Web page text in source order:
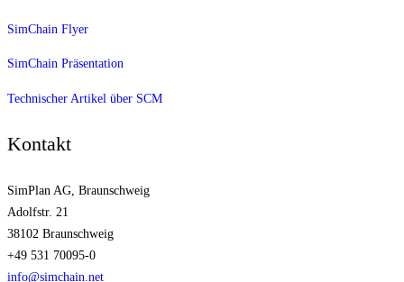
SimChain Flyer
SimChain Präsentation
Technischer Artikel über SCM
Kontakt
SimPlan AG, Braunschweig
Adolfstr. 21
38102 Braunschweig
+49 531 70095-0
info@simchain.net